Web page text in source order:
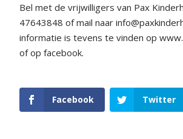
Bel met de vrijwilligers van Pax
47643848 of mail naar
informatie is tevens te vinden op
of op facebook.
Facebook Twitter